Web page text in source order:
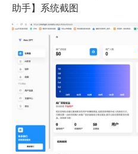
助手】系统截图